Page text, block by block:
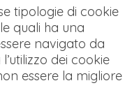
tipologie di cookie
quali ha una
navigato da
dei cookie
essere la migliore